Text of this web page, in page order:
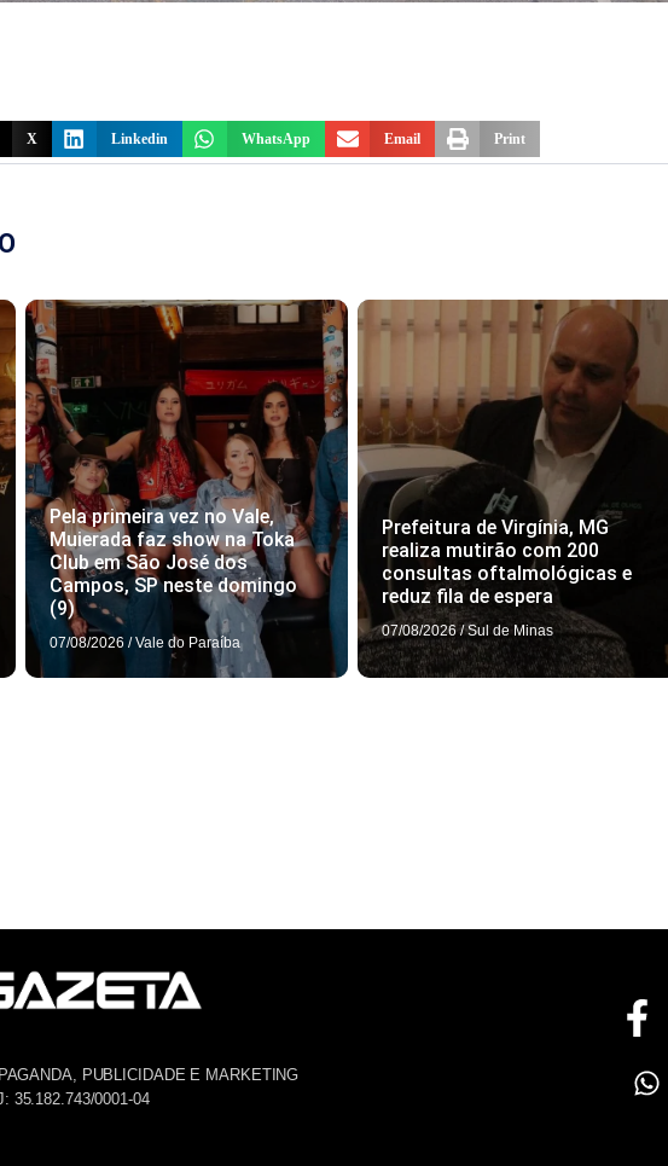
X Linkedin WhatsApp Email Print
Pela primeira vez no Vale,
Muierada faz show na Toka
Club em São José dos
Campos, SP neste domingo
(9)
07/08/2026 / Vale do Paraíba
Prefeitura de Virgínia, MG
realiza mutirão com 200
consultas oftalmológicas e
reduz fila de espera
07/08/2026 / Sul de Minas
PUBLICIDADE E MARKETING
35.182.743/0001-04